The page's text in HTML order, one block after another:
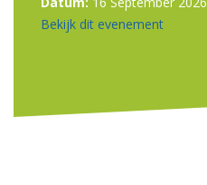
Bekijk dit evenement